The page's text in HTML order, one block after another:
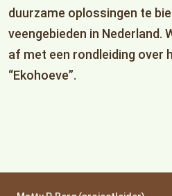
duurzame oplossingen te
veengebieden in Nederland.
af met een rondleiding over
“Ekohoeve”.